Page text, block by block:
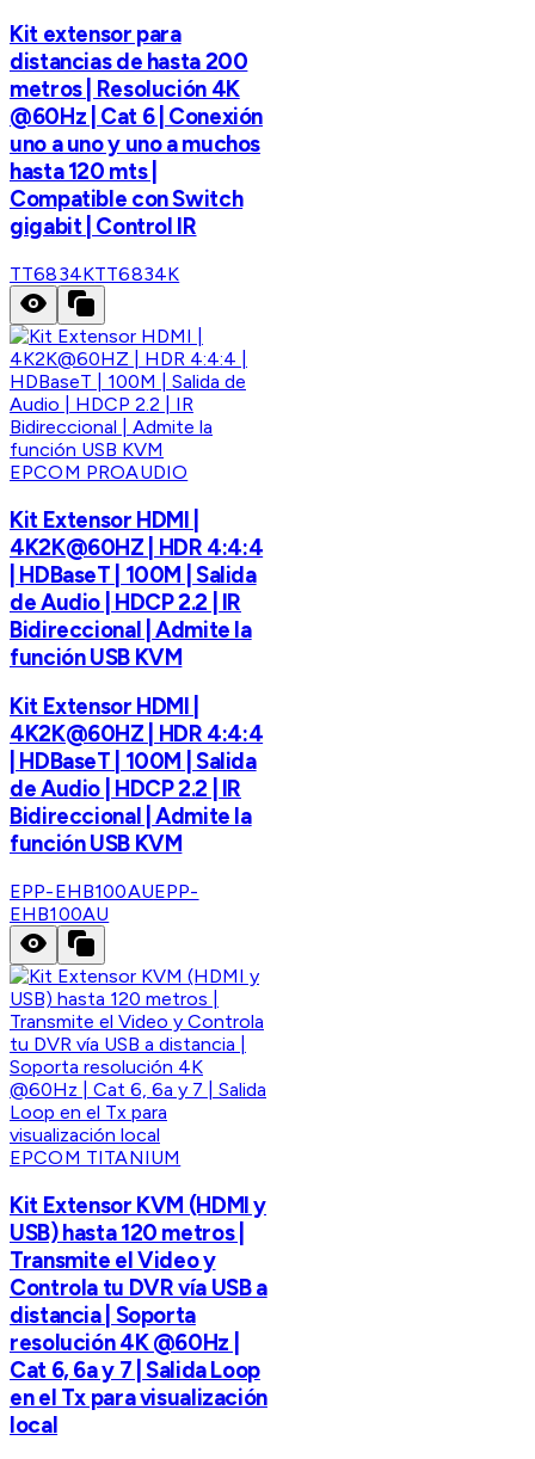
Kit extensor para
distancias de hasta 200
metros | Resolución 4K
@60Hz | Cat 6 | Conexión
uno a uno y uno a muchos
hasta 120 mts |
Compatible con Switch
gigabit | Control IR
TT6834KTT6834K
EPCOM PROAUDIO
Kit Extensor HDMI |
4K2K@60HZ | HDR 4:4:4
| HDBaseT | 100M | Salida
de Audio | HDCP 2.2 | IR
Bidireccional | Admite la
función USB KVM
Kit Extensor HDMI |
4K2K@60HZ | HDR 4:4:4
| HDBaseT | 100M | Salida
de Audio | HDCP 2.2 | IR
Bidireccional | Admite la
función USB KVM
EPP-EHB100AUEPP-
EHB100AU
EPCOM TITANIUM
Kit Extensor KVM (HDMI y
USB) hasta 120 metros |
Transmite el Video y
Controla tu DVR vía USB a
distancia | Soporta
resolución 4K @60Hz |
Cat 6, 6a y 7 | Salida Loop
en el Tx para visualización
local